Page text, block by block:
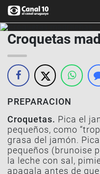
Croquetas
PREPARACION
Croquetas. Pica el
pequeños, como
grasa del jamón.
pequeños (brunoise
la leche con sal,
apagala antes de